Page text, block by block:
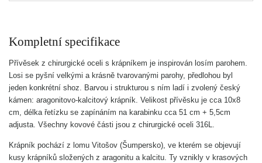
Kompletní specifikace
Přívěsek z chirurgické oceli s krápníkem je inspirován losím parohem.
Losi se pyšní velkými a krásně tvarovanými parohy, předlohou byl
jeden konkrétní shoz. Barvou i strukturou s ním ladí i zvolený český
kámen: aragonitovo-kalcitový krápník. Velikost přívěsku je cca 10x8
cm, délka řetízku se zapínáním na karabinku cca 51 cm + 5,5cm
adjusta. Všechny kovové části jsou z chirurgické oceli 316L.
Krápník pochází z lomu Vitošov (Šumpersko), ve kterém se objevují
kusy krápníků složených z aragonitu a kalcitu. Ty vznikly v krasových